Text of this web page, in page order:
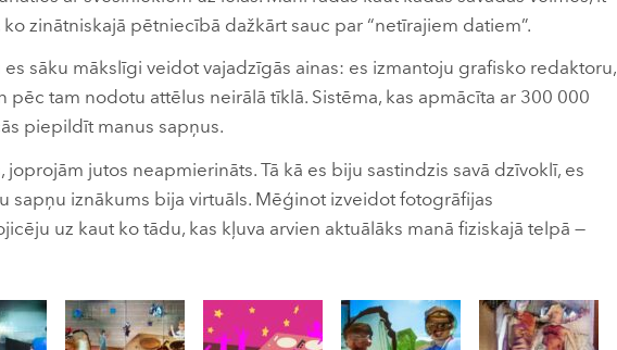
zinātniskajā pētniecībā dažkārt sauc par “netīrajiem datiem”.
sāku mākslīgi veidot vajadzīgās ainas: es izmantoju grafisko redaktoru,
pēc tam nodotu attēlus neirālā tīklā. Sistēma, kas apmācīta ar 300 000
piepildīt manus sapņus.
jutos neapmierināts. Tā kā es biju sastindzis savā dzīvoklī, es
sapņu iznākums bija virtuāls. Mēģinot izveidot fotogrāfijas
uz kaut ko tādu, kas kļuva arvien aktuālāks manā fiziskajā telpā —